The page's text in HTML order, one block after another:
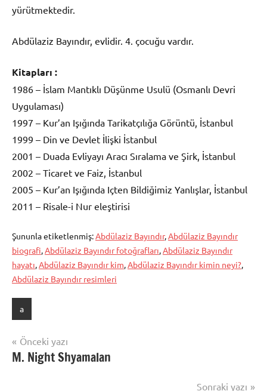
yürütmektedir.
Abdülaziz Bayındır, evlidir. 4. çocuğu vardır.
Kitapları :
1986 – İslam Mantıklı Düşünme Usulü (Osmanlı Devri
Uygulaması)
1997 – Kur’an Işığında Tarikatçılığa Görüntü, İstanbul
1999 – Din ve Devlet İlişki İstanbul
2001 – Duada Evliyayı Aracı Sıralama ve Şirk, İstanbul
2002 – Ticaret ve Faiz, İstanbul
2005 – Kur’an Işığında Içten Bildiğimiz Yanlışlar, İstanbul
2011 – Risale-i Nur eleştirisi
Şununla etiketlenmiş:Abdülaziz Bayındır,Abdülaziz Bayındır
biografi,Abdülaziz Bayındır fotoğrafları,Abdülaziz Bayındır
hayatı,Abdülaziz Bayındır kim,Abdülaziz Bayındır kimin neyi?,
Abdülaziz Bayındır resimleri
a
Yazı
gezinmesi
Önceki yazı
M. Night Shyamalan
Sonraki yazı